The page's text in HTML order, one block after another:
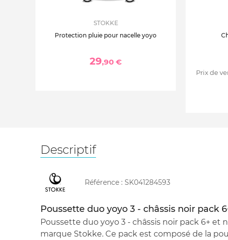
STOKKE
Protection pluie pour nacelle yoyo
29,90 €
Prix de
Descriptif
Référence : SK041284593
Poussette duo yoyo 3 - châssis noir pack
Poussette duo yoyo 3 - châssis noir pack 6+ et
marque Stokke. Ce pack est composé de la